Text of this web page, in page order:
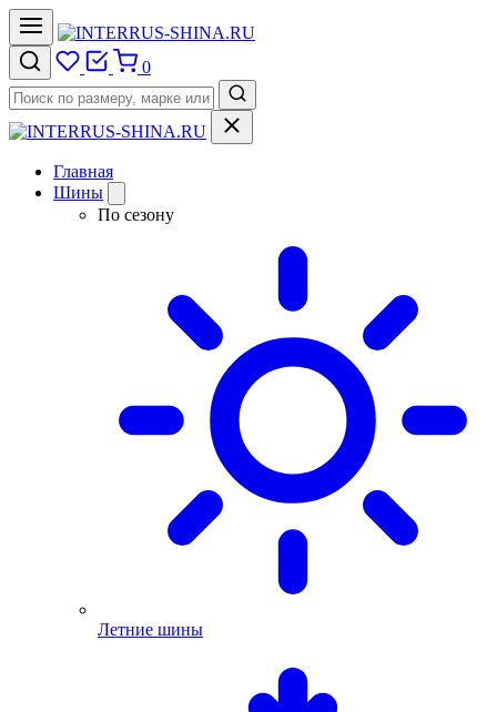
0
Главная
Шины
По сезону
Летние шины